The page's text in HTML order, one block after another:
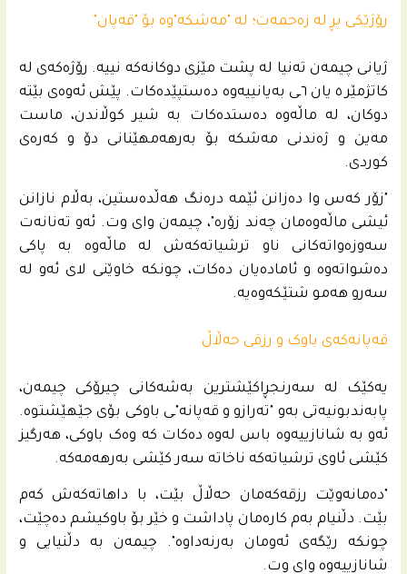
رۆژێکی پڕ لە زەحمەت؛ لە "مەشکە"وە بۆ "قەپان"
ژیانی چیمەن تەنیا لە پشت مێزی دوکانەکە نییە. رۆژەکەی لە
کاتژمێر ٥ یان ٦ـى بەیانییەوە دەستپێدەکات. پێش ئەوەی بێتە
دوکان، لە ماڵەوە دەستدەکات بە شیر کوڵاندن، ماست
مەین و ژەندنی مەشکە بۆ بەرهەمهێنانی دۆ و کەرەی
کوردی.
"زۆر کەس وا دەزانن ئێمە درەنگ هەڵدەستین، بەڵام نازانن
ئیشی ماڵەوەمان چەند زۆرە"، چیمەن وای وت. ئەو تەنانەت
سەوزەواتەکانی ناو ترشیاتەکەش لە ماڵەوە بە پاکی
دەشواتەوە و ئامادەیان دەکات، چونکە خاوێنی لای ئەو لە
سەرو هەمو شتێکەوەیە.
قەپانەکەی باوک و رزقی حەڵاڵ
یەکێک لە سەرنجڕاکێشترین بەشەکانی چیرۆکی چیمەن،
پابەندبونیەتی بەو "تەرازو و قەپانە"ـی باوکی بۆی جێهێشتوە.
ئەو بە شانازییەوە باس لەوە دەکات کە وەک باوکی، هەرگیز
کێشی ئاوی ترشیاتەکە ناخاتە سەر کێشی بەرهەمەکە.
"دەمانەوێت رزقەکەمان حەڵاڵ بێت، با داهاتەکەش کەم
بێت. دڵنیام بەم کارەمان پاداشت و خێر بۆ باوکیشم دەچێت،
چونکە رێگەی ئەومان بەرنەداوە". چیمه‌ن به‌ دڵنیایی و
شانازییه‌وه‌ وای وت.